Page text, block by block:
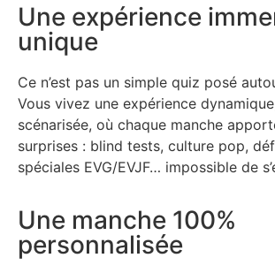
Une expérience
unique
Ce n’est pas un simple quiz posé
Vous vivez une expérience
scénarisée, où chaque manche
surprises : blind tests, culture pop,
spéciales EVG/EVJF… impossible de
Une manche 100%
personnalisée